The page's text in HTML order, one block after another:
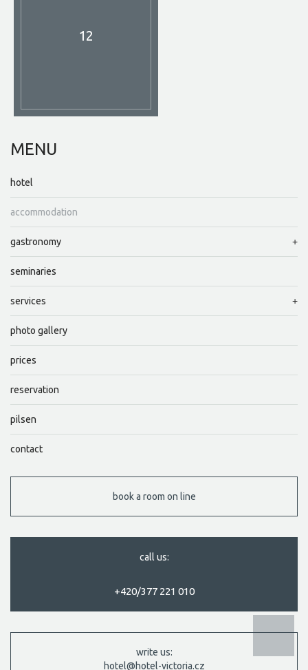
12
MENU
hotel
accommodation
gastronomy
seminaries
services
photo gallery
prices
reservation
pilsen
contact
book a room on line
call us:
+420/377 221 010
write us:
hotel@hotel-victoria.cz